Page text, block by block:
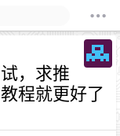
，求推
程就更好了